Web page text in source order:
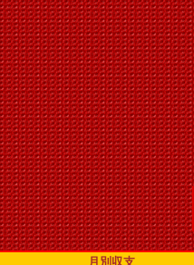
月別収支